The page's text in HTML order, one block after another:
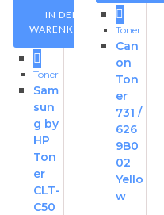
IN DEN
WARENKORB
Toner
Sam
sun
g by
HP
Ton
er
CLT-
C50
Toner
Can
on
Ton
er
731 /
626
9B0
02
Yello
w